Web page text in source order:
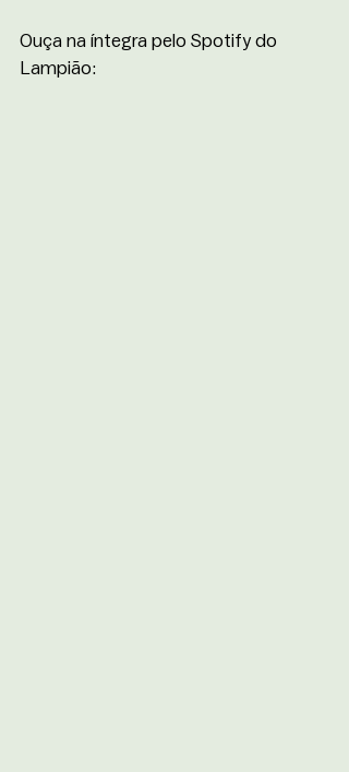
Ouça na íntegra pelo Spotify do
Lampião: